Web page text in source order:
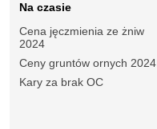
Na czasie
Cena jęczmienia ze żniw
2024
Ceny gruntów ornych 2024
Kary za brak OC